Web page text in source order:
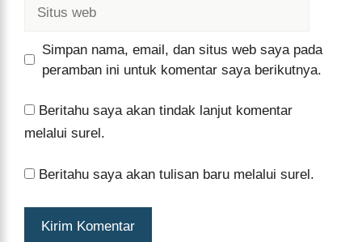
Simpan nama, email, dan situs web saya pada
peramban ini untuk komentar saya berikutnya.
Beritahu saya akan tindak lanjut komentar
melalui surel.
Beritahu saya akan tulisan baru melalui surel.